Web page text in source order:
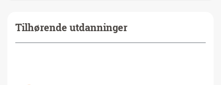
Tilhørende utdanninger